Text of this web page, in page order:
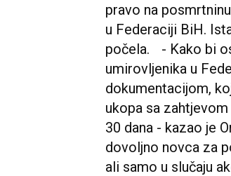
pravo na
u Federaciji BiH.
počela. - Kako bi
umirovljenika u
dokumentacijom,
ukopa sa
30 dana - kazao je
dovoljno novca za
ali samo u slučaju